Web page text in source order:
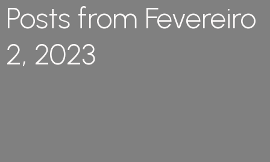
Posts from Fevereiro
2, 2023